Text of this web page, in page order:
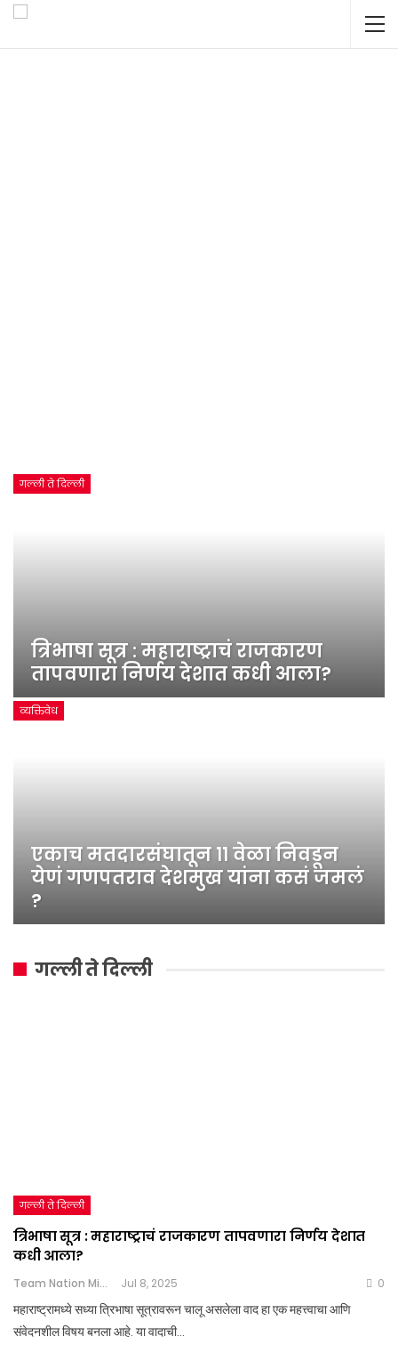
गल्ली ते दिल्ली
त्रिभाषा सूत्र : महाराष्ट्राचं राजकारण
तापवणारा निर्णय देशात कधी आला?
व्यक्तिवेध
एकाच मतदारसंघातून ११ वेळा निवडून
येणं गणपतराव देशमुख यांना कसं जमलं
?
गल्ली ते दिल्ली
गल्ली ते दिल्ली
त्रिभाषा सूत्र : महाराष्ट्राचं राजकारण तापवणारा निर्णय देशात
कधी आला?
Team Nation Mic Jul 8, 2025 0
महाराष्ट्रामध्ये सध्या त्रिभाषा सूत्रावरून चालू असलेला वाद हा एक महत्त्वाचा आणि
संवेदनशील विषय बनला आहे. या वादाची…